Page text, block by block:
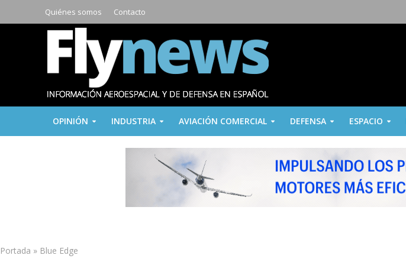
Quiénes somos Contacto
OPINIÓN INDUSTRIA AVIACIÓN COMERCIAL DEFENSA ESPACIO
Portada » Blue Edge